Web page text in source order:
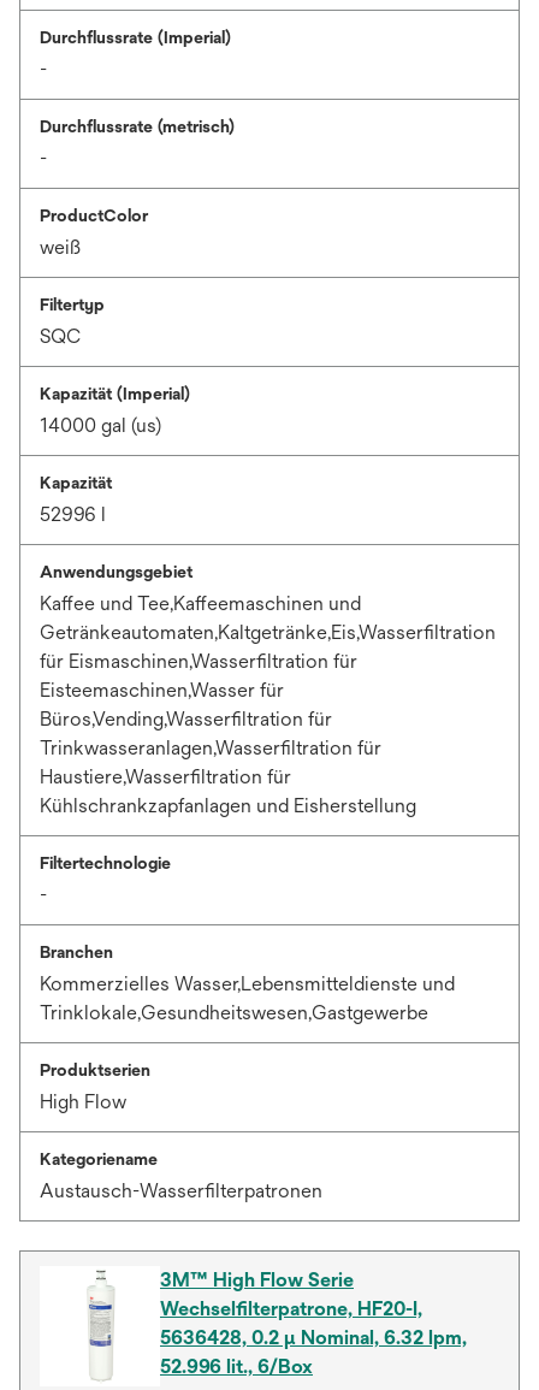
Durchflussrate (Imperial)
-
Durchflussrate (metrisch)
-
ProductColor
weiß
Filtertyp
SQC
Kapazität (Imperial)
14000 gal (us)
Kapazität
52996 l
Anwendungsgebiet
Kaffee und Tee,Kaffeemaschinen und
Getränkeautomaten,Kaltgetränke,Eis,Wasserfiltration
für Eismaschinen,Wasserfiltration für
Eisteemaschinen,Wasser für
Büros,Vending,Wasserfiltration für
Trinkwasseranlagen,Wasserfiltration für
Haustiere,Wasserfiltration für
Kühlschrankzapfanlagen und Eisherstellung
Filtertechnologie
-
Branchen
Kommerzielles Wasser,Lebensmitteldienste und
Trinklokale,Gesundheitswesen,Gastgewerbe
Produktserien
High Flow
Kategoriename
Austausch-Wasserfilterpatronen
3M™ High Flow Serie
Wechselfilterpatrone, HF20-I,
5636428, 0.2 µ Nominal, 6.32 lpm,
52.996 lit., 6/Box